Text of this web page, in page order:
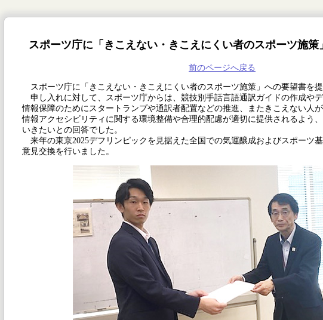
スポーツ庁に「きこえない・きこえにくい者のスポーツ施策
前のページへ戻る
スポーツ庁に「きこえない・きこえにくい者のスポーツ施策」への要望書を提
申し入れに対して、スポーツ庁からは、競技別手話言語通訳ガイドの作成や
情報保障のためにスタートランプや通訳者配置などの推進、またきこえない人
情報アクセシビリティに関する環境整備や合理的配慮が適切に提供されるよう
いきたいとの回答でした。
来年の東京2025デフリンピックを見据えた全国での気運醸成およびスポーツ基
意見交換を行いました。